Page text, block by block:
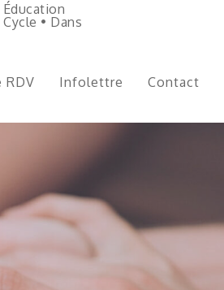
• Dans
RDV Infolettre Contact